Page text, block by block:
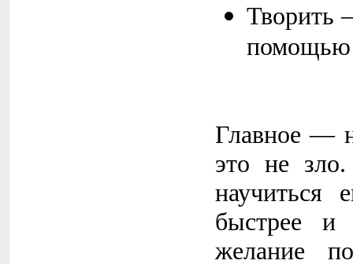
Творить
Главное —
это не
научиться
быстрее и
желание